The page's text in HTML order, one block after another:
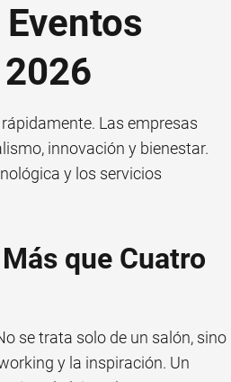
Las empresas
innovación y bienestar.
y los servicios
que Cuatro
se trata solo de un salón, sino
y la inspiración. Un